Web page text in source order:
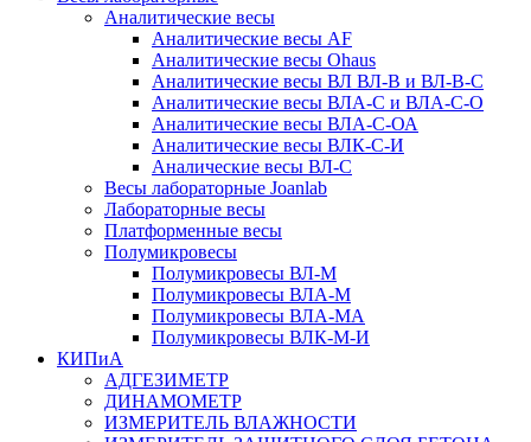
Аналитические весы
Аналитические весы AF
Аналитические весы Ohaus
Аналитические весы ВЛ ВЛ-В и ВЛ-В-С
Аналитические весы ВЛА-С и ВЛА-С-О
Аналитические весы ВЛА-С-ОА
Аналитические весы ВЛК-С-И
Аналические весы ВЛ-С
Весы лабораторные Joanlab
Лабораторные весы
Платформенные весы
Полумикровесы
Полумикровесы ВЛ-М
Полумикровесы ВЛА-М
Полумикровесы ВЛА-МА
Полумикровесы ВЛК-М-И
КИПиА
АДГЕЗИМЕТР
ДИНАМОМЕТР
ИЗМЕРИТЕЛЬ ВЛАЖНОСТИ